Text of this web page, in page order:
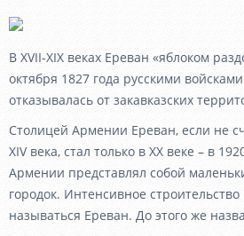
В XVII-XIX веках Ереван «яблоком
октября 1827 года русскими
отказывалась от закавказских
Столицей Армении Ереван, если не
XIV века, стал только в XX веке – в
Армении представлял собой
городок. Интенсивное
называться Ереван. До этого же